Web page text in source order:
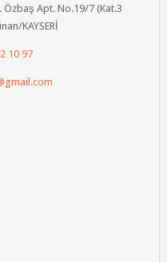
Özbaş Apt. No.19/7 (Kat.3
KAYSERİ
10 97